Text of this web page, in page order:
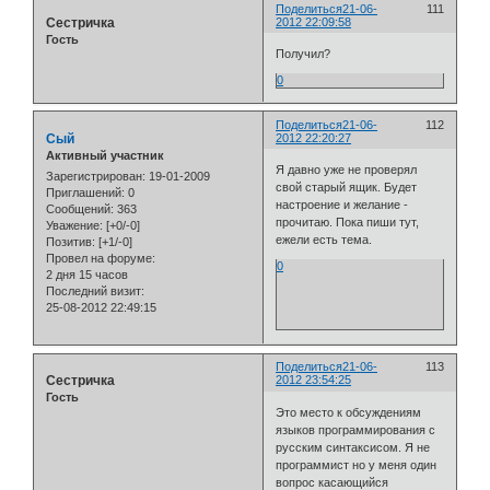
Поделиться 111
21-06-
2012 22:09:58
Сестричка
Гость
Получил?
0
Поделиться 112
21-06-
2012 22:20:27
Сый
Активный участник
Зарегистрирован: 19-01-2009
Приглашений: 0
Сообщений: 363
Уважение: [+0/-0]
Позитив: [+1/-0]
Провел на форуме:
2 дня 15 часов
Последний визит:
25-08-2012 22:49:15
Я давно уже не проверял
свой старый ящик. Будет
настроение и желание -
прочитаю. Пока пиши тут,
ежели есть тема.
0
Поделиться 113
21-06-
2012 23:54:25
Сестричка
Гость
Это место к обсуждениям
языков программирования с
русским синтаксисом. Я не
программист но у меня один
вопрос касающийся